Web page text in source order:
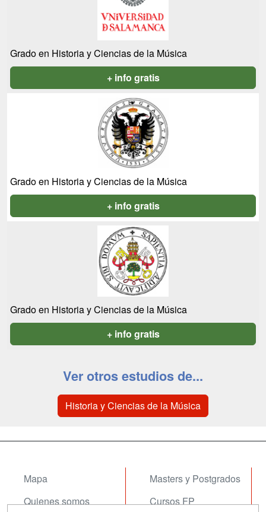
Grado en Historia y Ciencias de la Música
+ info gratis
Grado en Historia y Ciencias de la Música
+ info gratis
Grado en Historia y Ciencias de la Música
+ info gratis
Ver otros estudios de...
Historia y Ciencias de la Música
Mapa
Quienes somos
Masters y Postgrados
Cursos FP